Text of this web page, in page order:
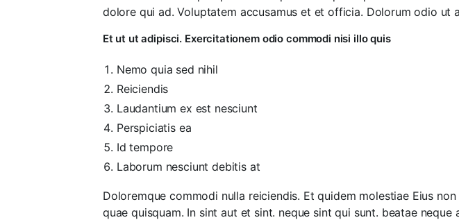
dolore qui ad. Voluptatem accusamus et et officia. Dolorum odio ut
Et ut ut adipisci. Exercitationem odio commodi nisi illo quis
Nemo quia sed nihil
Reiciendis
Laudantium ex est nesciunt
Perspiciatis ea
Id tempore
Laborum nesciunt debitis at
Doloremque commodi nulla reiciendis. Et quidem molestiae Eius
quae quisquam. In sint aut et sint. neque sint qui sunt. beatae